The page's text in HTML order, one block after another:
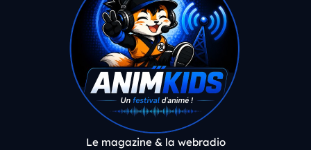
Le magazine & la webradio